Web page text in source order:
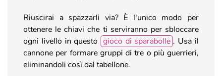
Riuscirai a spazzarli via? È l'unico modo per
ottenere le chiavi che ti serviranno per sbloccare
ogni livello in questo gioco di sparabolle . Usa il
cannone per formare gruppi di tre o più guerrieri,
eliminandoli così dal tabellone.